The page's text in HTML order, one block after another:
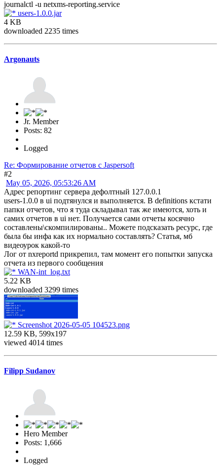
journalctl -u netxms-reporting.service
users-1.0.0.jar
4 KB
downloaded 2235 times
Argonauts
Jr. Member
Posts: 82
Logged
Re: Формирование отчетов с Jaspersoft
#2
May 05, 2026, 05:53:26 AM
Адрес репортинг сервера дефолтный 127.0.0.1
users-1.0.0 в ui подтянулся и выполняется. В definitions кстати
папки отчетов, что я туда складывал так же имеются, хоть и
самих отчетов в ui нет. Получается сами отчеты косячно
составлены\скомпилированы.. Можете подсказать ресурс, где
была бы инфа как их нормально составлять? Статья, мб
видеоурок какой-то
Лог от nxreportd прикрепил, там момент его попытки запуска
отчета из первого сообщения
WAN-int_log.txt
5.22 KB
downloaded 3299 times
Screenshot 2026-05-05 104523.png
12.59 KB, 599x197
viewed 4014 times
Filipp Sudanov
Hero Member
Posts: 1,666
Logged